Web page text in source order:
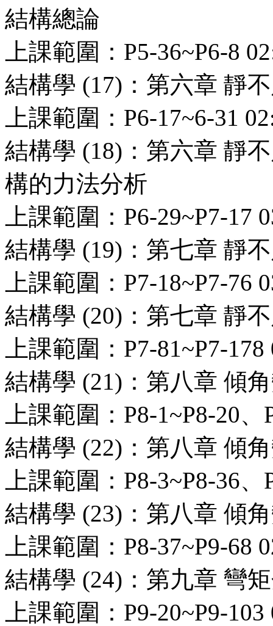
結構總論
上課範圍：P5-36~P6-8
結構學 (17)：第六章 靜
上課範圍：P6-17~6-31
結構學 (18)：第六章 靜
構的力法分析
上課範圍：P6-29~P7-17
結構學 (19)：第七章 靜
上課範圍：P7-18~P7-76
結構學 (20)：第七章 靜
上課範圍：P7-81~P7-
結構學 (21)：第八章 傾
上課範圍：P8-1~P8-20
結構學 (22)：第八章 傾
上課範圍：P8-3~P8-36
結構學 (23)：第八章 傾
上課範圍：P8-37~P9-68
結構學 (24)：第九章 彎
上課範圍：P9-20~P9-